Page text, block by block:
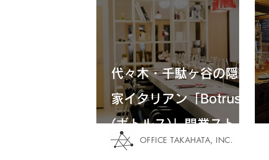
代々木・千駄ヶ谷の隠れ
家イタリアン「Botrus
(ボトルス)」開業ストー
リー
OFFICE TAKAHATA, INC.